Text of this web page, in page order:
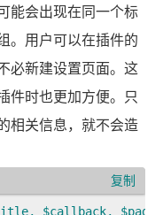
能会出现在同一个标
。用户可以在插件的
必新建设置页面。这
件时也更加方便。只
相关信息，就不会造
$callback,
复制